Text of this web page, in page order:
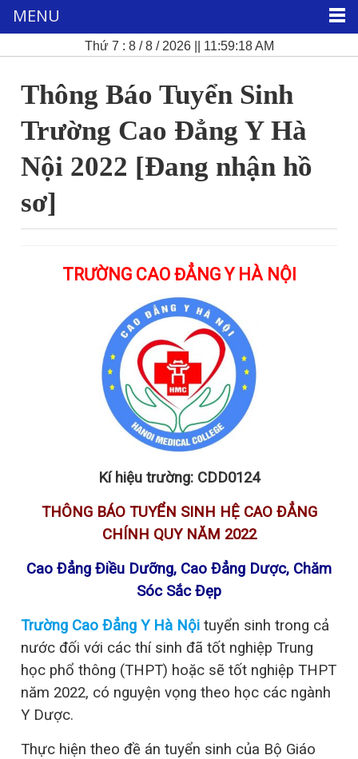
Thứ 7 : 8 / 8 / 2026 || 11:59:18 AM
Thông Báo Tuyển Sinh
Trường Cao Đẳng Y Hà
Nội 2022 [Đang nhận hồ
sơ]
TRƯỜNG CAO ĐẲNG Y HÀ NỘI
Kí hiệu trường: CDD0124
THÔNG BÁO TUYỂN SINH HỆ CAO ĐẲNG
CHÍNH QUY NĂM 2022
Cao Đẳng Điều Dưỡng, Cao Đẳng Dược, Chăm
Sóc Sắc Đẹp
Trường Cao Đẳng Y Hà Nội tuyển sinh trong cả
nước đối với các thí sinh đã tốt nghiệp Trung
học phổ thông (THPT) hoặc sẽ tốt nghiệp THPT
năm 2022, có nguyện vọng theo học các ngành
Y Dược.
Thực hiện theo đề án tuyển sinh của Bộ Giáo
MENU